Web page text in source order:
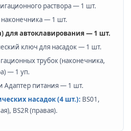
раствора — 1 шт.
— 1 шт.
для автоклавирования — 1 шт.
ключ для насадок — 1 шт.
трубок (наконечника,
— 1 уп.
Адаптер питания — 1 шт.
насадок (4 шт.): BS01,
BS2R (правая).